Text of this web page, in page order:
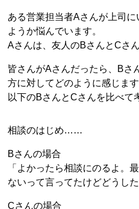
ある営業担当者Aさんが上司
ようか悩んでいます。
Aさんは、友人のBさんとCさ
皆さんがAさんだったら、Bさ
方に対してどのように感じます
以下のBさんとCさんを比べて
相談のはじめ……
Bさんの場合
「よかったら相談にのるよ。
ないって言ってたけどどうした
Cさんの場合